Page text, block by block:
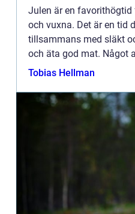
Julen är en favorithögtid
och vuxna. Det är en tid
tillsammans med släkt
och äta god mat. Något
dock ändå vara
Tobias Hellman